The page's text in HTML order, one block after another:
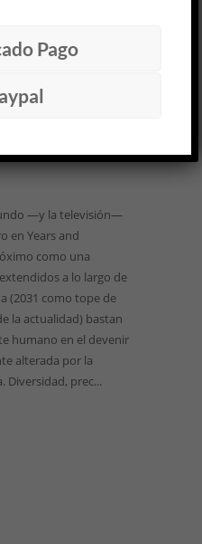
—y la televisión—
en Years and
como una
a lo largo de
(2031 como tope de
la actualidad) bastan
humano en el devenir
alterada por la
Diversidad, prec...
Pago